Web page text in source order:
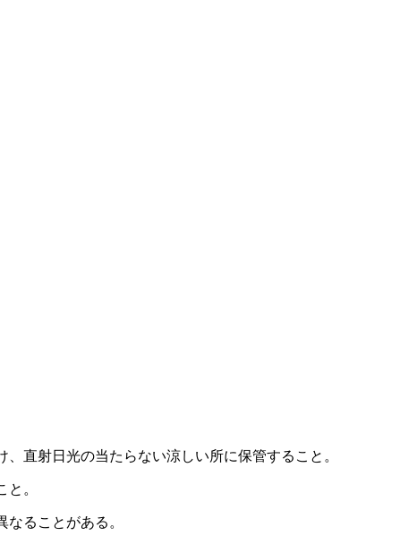
直射日光の当たらない涼しい所に保管すること。
。
ることがある。